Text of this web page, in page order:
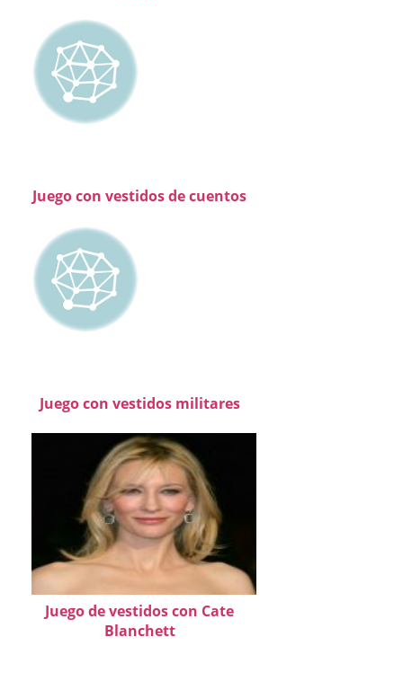
Juego con vestidos de cuentos
Juego con vestidos militares
Juego de vestidos con Cate
Blanchett